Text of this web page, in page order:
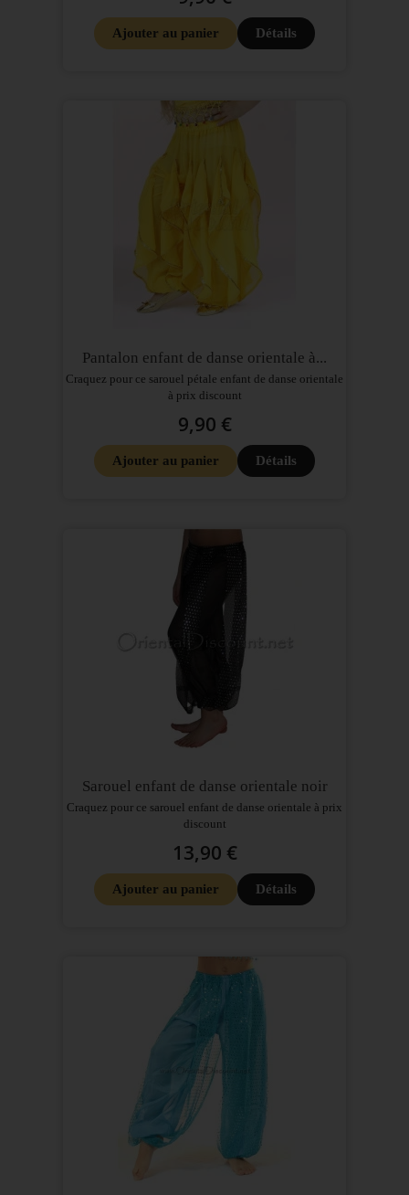
Ajouter au panier Détails
Pantalon enfant de danse orientale à...
Craquez pour ce sarouel pétale enfant de danse orientale
à prix discount
9,90 €
Ajouter au panier Détails
Sarouel enfant de danse orientale noir
Craquez pour ce sarouel enfant de danse orientale à prix
discount
13,90 €
Ajouter au panier Détails